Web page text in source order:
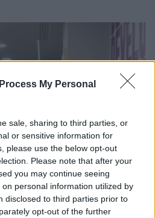
My Personal
sale, sharing to third parties, or
or sensitive information for
please use the below opt-out
Please note that after your
you may continue seeing
personal information utilized by
disclosed to third parties prior to
opt-out of the further